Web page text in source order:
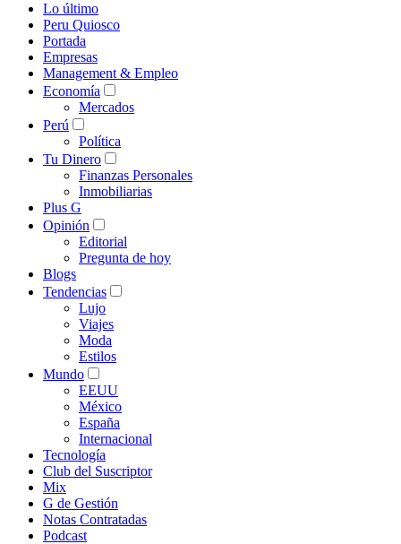
Lo último
Peru Quiosco
Portada
Empresas
Management & Empleo
Economía
Mercados
Perú
Política
Tu Dinero
Finanzas Personales
Inmobiliarias
Plus G
Opinión
Editorial
Pregunta de hoy
Blogs
Tendencias
Lujo
Viajes
Moda
Estilos
Mundo
EEUU
México
España
Internacional
Tecnología
Club del Suscriptor
Mix
G de Gestión
Notas Contratadas
Podcast